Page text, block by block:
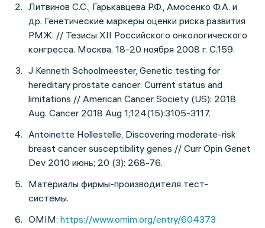
Литвинов С.С., Гарькавцева Р.Ф., Амосенко Ф.А. и
др. Генетические маркеры оценки риска развития
РМЖ. // Тезисы ХII Российского онкологического
конгресса. Москва. 18-20 ноября 2008 г. С.159.
J Kenneth Schoolmeester, Genetic testing for
hereditary prostate cancer: Current status and
limitations // American Cancer Society (US): 2018
Aug. Cancer 2018 Aug 1;124(15):3105-3117.
Antoinette Hollestelle, Discovering moderate-risk
breast cancer susceptibility genes // Curr Opin Genet
Dev 2010 июнь; 20 (3): 268-76.
Материалы фирмы-производителя тест-
системы.
OMIM: https://www.omim.org/entry/604373